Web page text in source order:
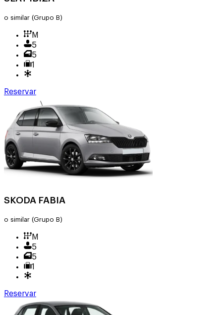
o similar (Grupo B)
M
5
5
1
Reservar
SKODA FABIA
o similar (Grupo B)
M
5
5
1
Reservar